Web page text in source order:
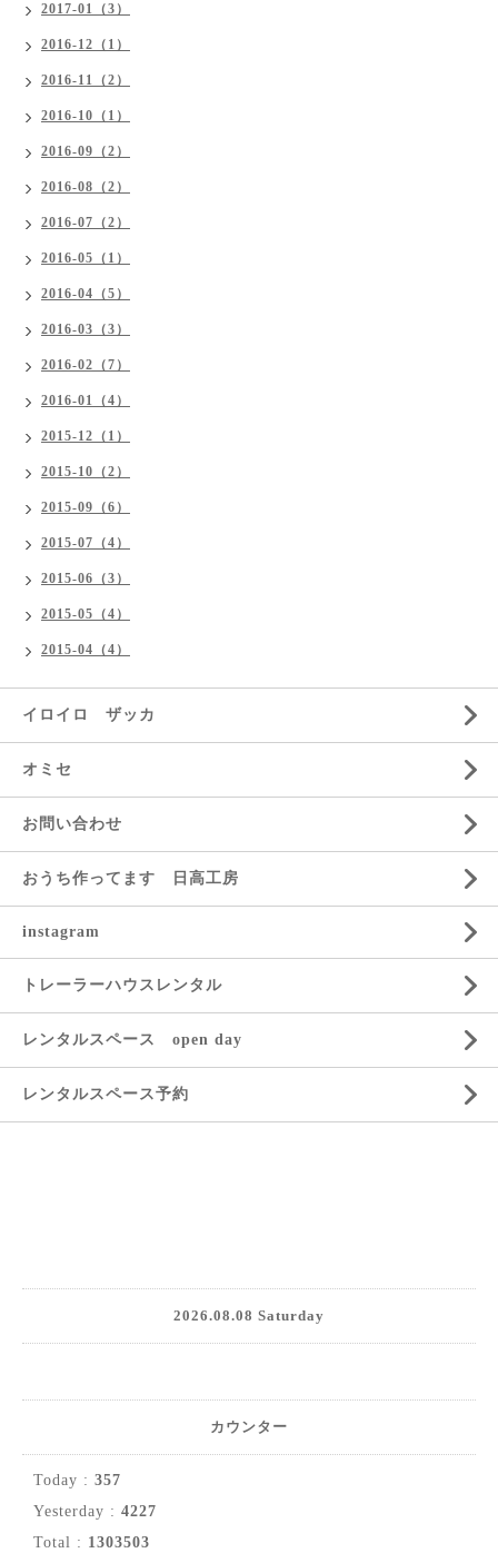
2017-01（3）
2016-12（1）
2016-11（2）
2016-10（1）
2016-09（2）
2016-08（2）
2016-07（2）
2016-05（1）
2016-04（5）
2016-03（3）
2016-02（7）
2016-01（4）
2015-12（1）
2015-10（2）
2015-09（6）
2015-07（4）
2015-06（3）
2015-05（4）
2015-04（4）
イロイロ ザッカ
オミセ
お問い合わせ
おうち作ってます 日高工房
instagram
トレーラーハウスレンタル
レンタルスペース open day
レンタルスペース予約
2026.08.08 Saturday
カウンター
Today : 357
Yesterday : 4227
Total : 1303503